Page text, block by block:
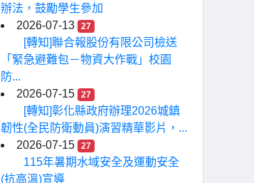
辦法，鼓勵學生參加
2026-07-13
27
[轉知]聯合報股份有限公司檢送
「緊急避難包－物資大作戰」校園
防...
2026-07-15
27
[轉知]彰化縣政府辦理2026城鎮
韌性(全民防衛動員)演習精華影片，...
2026-07-15
27
115年暑期水域安全及運動安全
(抗高溫)宣導